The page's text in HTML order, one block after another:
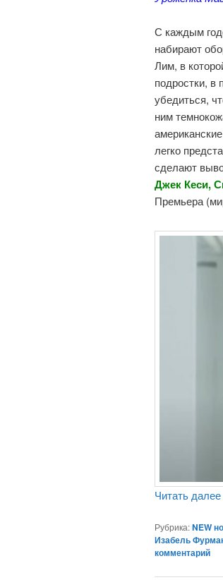
С каждым
набирают
Лим, в
подростки, в
убедиться,
ним
легко
сделают
Джек Кеси,
Премьера
Читать далее
Рубрика: NEW
Изабель
комментарий